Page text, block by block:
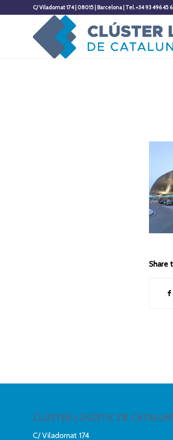
C/ Viladomat 174 | 08015 | Barcelona | Tel. +34 93 496 45
Share
CLÚSTER LOGÍSTIC DE
C/ Viladomat 174